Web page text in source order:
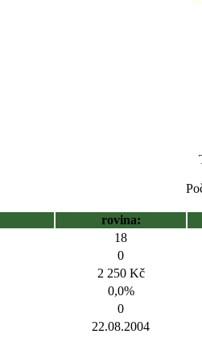
rovina:
18
0
2 250 Kč
0,0%
0
22.08.2004